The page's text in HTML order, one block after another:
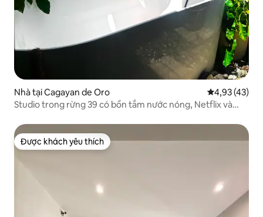
Nhà tại Cagayan de Oro Xếp hạng
4,93 (43)
Studio trong rừng 39 có bồn tắm nước nóng, Netflix và
Được khách yêu thích
Được khách yêu thích